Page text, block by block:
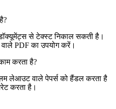
से टेक्स्ट निकाल सकती है।
PDF का उपयोग करें।
करता है?
लेआउट वाले पेपर्स को हैंडल करता है
करता है।